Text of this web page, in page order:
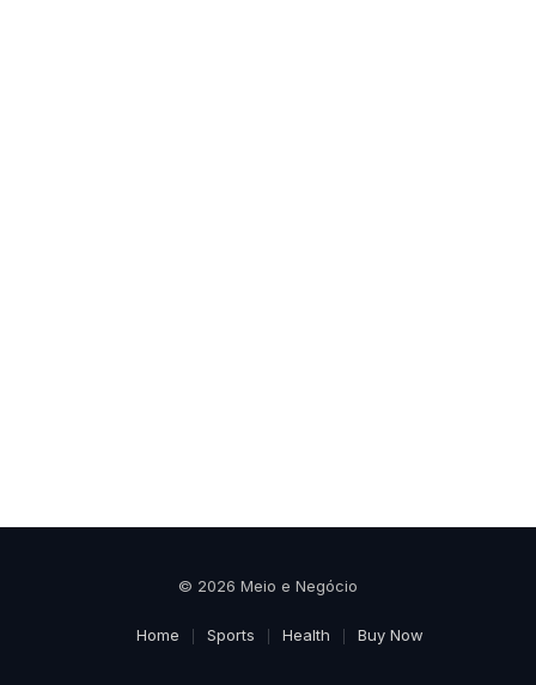
© 2026 Meio e Negócio
Home Sports Health Buy Now